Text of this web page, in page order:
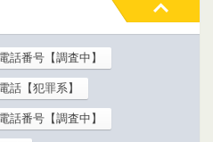
話番号【調査中】
話【犯罪系】
話番号【調査中】